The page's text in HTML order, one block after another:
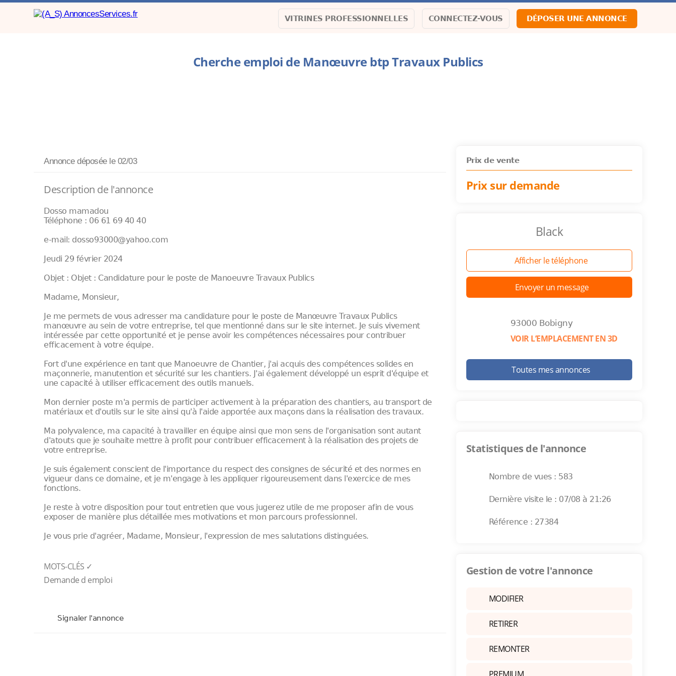
VITRINES PROFESSIONNELLES CONNECTEZ-VOUS DÉPOSER UNE ANNONCE
Cherche emploi de Manœuvre btp Travaux Publics
Annonce déposée le 02/03
Description de l'annonce
Dosso mamadou
Téléphone : 06 61 69 40 40
e-mail: dosso93000@yahoo.com
Jeudi 29 février 2024
Objet : Objet : Candidature pour le poste de Manoeuvre Travaux Publics
Madame, Monsieur,
Je me permets de vous adresser ma candidature pour le poste de Manœuvre Travaux Publics
manœuvre au sein de votre entreprise, tel que mentionné dans sur le site internet. Je suis vivement
intéressée par cette opportunité et je pense avoir les compétences nécessaires pour contribuer
efficacement à votre équipe.
Fort d'une expérience en tant que Manoeuvre de Chantier, j'ai acquis des compétences solides en
maçonnerie, manutention et sécurité sur les chantiers. J'ai également développé un esprit d'équipe et
une capacité à utiliser efficacement des outils manuels.
Mon dernier poste m'a permis de participer activement à la préparation des chantiers, au transport de
matériaux et d'outils sur le site ainsi qu'à l'aide apportée aux maçons dans la réalisation des travaux.
Ma polyvalence, ma capacité à travailler en équipe ainsi que mon sens de l'organisation sont autant
d'atouts que je souhaite mettre à profit pour contribuer efficacement à la réalisation des projets de
votre entreprise.
Je suis également conscient de l'importance du respect des consignes de sécurité et des normes en
vigueur dans ce domaine, et je m'engage à les appliquer rigoureusement dans l'exercice de mes
fonctions.
Je reste à votre disposition pour tout entretien que vous jugerez utile de me proposer afin de vous
exposer de manière plus détaillée mes motivations et mon parcours professionnel.
Je vous prie d'agréer, Madame, Monsieur, l'expression de mes salutations distinguées.
MOTS-CLÉS ✓
Demande d emploi
Signaler l'annonce
Prix de vente
Prix sur demande
Black
Afficher le téléphone
Envoyer un message
93000 Bobigny
VOIR L’EMPLACEMENT EN 3D
Toutes mes annonces
Statistiques de l'annonce
Nombre de vues : 583
Dernière visite le : 07/08 à 21:26
Référence : 27384
Gestion de votre l'annonce
MODIFIER
RETIRER
REMONTER